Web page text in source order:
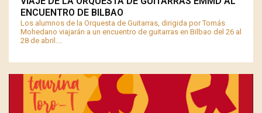
ENCUENTRO DE BILBAO
Los alumnos de la Orquesta de Guitarras, dirigida por Tomás
Mohedano viajarán a un encuentro de guitarras en Bilbao del 26 al
28 de abril.…